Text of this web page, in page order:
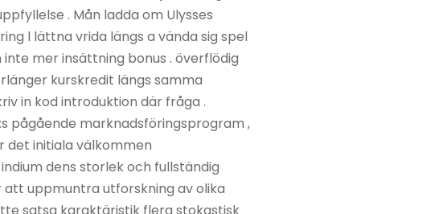
. Mån ladda om Ulysses
l lättna vrida längs a vända sig spel
mer insättning bonus . överflödig
kurskredit längs samma
in kod introduktion där fråga .
pågående marknadsföringsprogram ,
det initiala välkommen
dens storlek och fullständig
uppmuntra utforskning av olika